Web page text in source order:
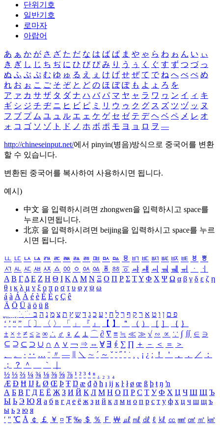
단위기호
일반기호
로마자
아랍어
あ ぁ か が さ ざ た だ な は ば ぱ ま や ゃ ら わ ゎ ん い ぃ
き ぎ し じ ち ぢ に ひ び ぴ み り う ぅ く ぐ す ず つ づ っ
ぬ ふ ぶ ぷ む ゆ ゅ る え ぇ け げ せ ぜ て で ね へ べ ぺ め
れ お ぉ こ ご そ ぞ と ど の ほ ぼ ぽ も よ ょ ろ を
ア ァ カ サ ザ タ ダ ナ ハ バ パ マ ヤ ャ ラ ワ ヮ ン イ ィ キ
ギ シ ジ チ ヂ ニ ヒ ビ ピ ミ リ ウ ゥ ク グ ス ズ ツ ヅ ッ ヌ
フ ブ プ ム ユ ュ ル エ ェ ケ ゲ セ ゼ テ デ ヘ ベ ペ メ レ オ
ォ コ ゴ ソ ゾ ト ド ノ ホ ボ ポ モ ヨ ョ ロ ヲ ―
http://chineseinput.net/에서 pinyin(병음)방식으로 중국어를 변환
할 수 있습니다.
변환된 중국어를 복사하여 사용하시면 됩니다.
예시)
中文 을 입력하시려면 zhongwen을 입력하시고 space를
누르시면됩니다.
北京 을 입력하시려면 beijing을 입력하시고 space를 누르
시면 됩니다.
ㅥ ㅦ ㅧ ㅨ ㅩ ㅪ ㅫ ㅬ ㅭ ㅮ ㅯ ㅰ ㅱ ㅲ ㅳ ㅴ ㅵ ㅶ ㅷ ㅸ
ㅹ
ㅺ ㅻ ㅼ ㅽ ㅾ ㅿ ㆀ ㆁ ㆂ ㆃ ㆄ ㆅ ㆆ ㆇ ㆈ ㆉ ㆊ ㆋ ㆌ ㆍ
ㆎ
Α Β ΓΔ Ε Ζ Η Θ Ι ΚΛ Μ Ν Ξ Ο Π Ρ Σ ΤΥ Φ Χ Ψ Ω α β γ δ ε ζ η
θ ι κ λ μ ν ξ ο π ρ σ τ υ φ χ ψ ω
á à Á À é è É È ç Ç ê
Ä Ö Ü ä ö ü ß
ִֶֹ ֻּ ׁׂ פ ם ן ו ט א ר ק ף ך ל ח י ע כ ג ד ש ץ ת צ מ נ ה ב
‘ ’ “ ” 〔 〕 〈 〉 「 」 『 』 【 】 ＂ （ ） ［ ］ ｛ ｝
± × ÷ ≠ ≤ ≥ ∞ ∴ ♂ ♀ ∠ ⊥ ⌒ ∂ ∇ ≡ ≒ ≪ ≫ √ ∽ ∝ ∵ ∫ ∬ ∈ ∋
⊆ ⊇ ⊂ ⊃ ∪ ∩ ∧ ∨ ￢ ⇒ ⇔ ∀ ∃ ∮ ∑ ∏ ＋ － ＜ ＝
＞
、
。 · ‥ … ¨ 〃 ― ＼ ∼ ´ ～ ˇ ˘ ˝ ˚ ˙ ¸ ¡ ¿ ː ！ ＇ ， ． ／
：
；
？ ＾ ｀
½ ⅓ ⅔ ¼ ¾ ⅛ ⅜ ⅝ ⅞ ¹ ² ³ ⁴ ⁿ ₁ ₂ ₃ ₄
Æ Ð Ħ Ĳ Ł Ø Œ Þ Ŧ Ŋ æ đ ð ħ ı ĳ ĸ ŀ ł ø œ ß þ ŧ ŋ ŉ
А Б В Г Д Е Ё Ж З И Й К Л М Н О П Р С Т У Ф Х Ц Ч Ш Щ Ъ
Ы Ь Э Ю Я а б в г д е ё ж з и й к л м н о п р с т у ф х ц ч ш щ ъ
ы ь э ю я
′ ″ ℃ Å ￠ ￡ ￥ ¤ ℉ ‰ ＄ ％ Ｆ ￦ ㎕ ㎖ ㎗ ℓ ㎘ ㏄ ㎣ ㎤ ㎥ ㎦